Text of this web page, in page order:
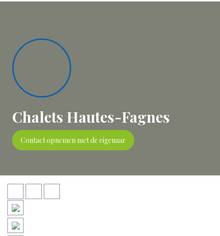
Chalets Hautes-Fagnes
Contact opnemen met de eigenaar